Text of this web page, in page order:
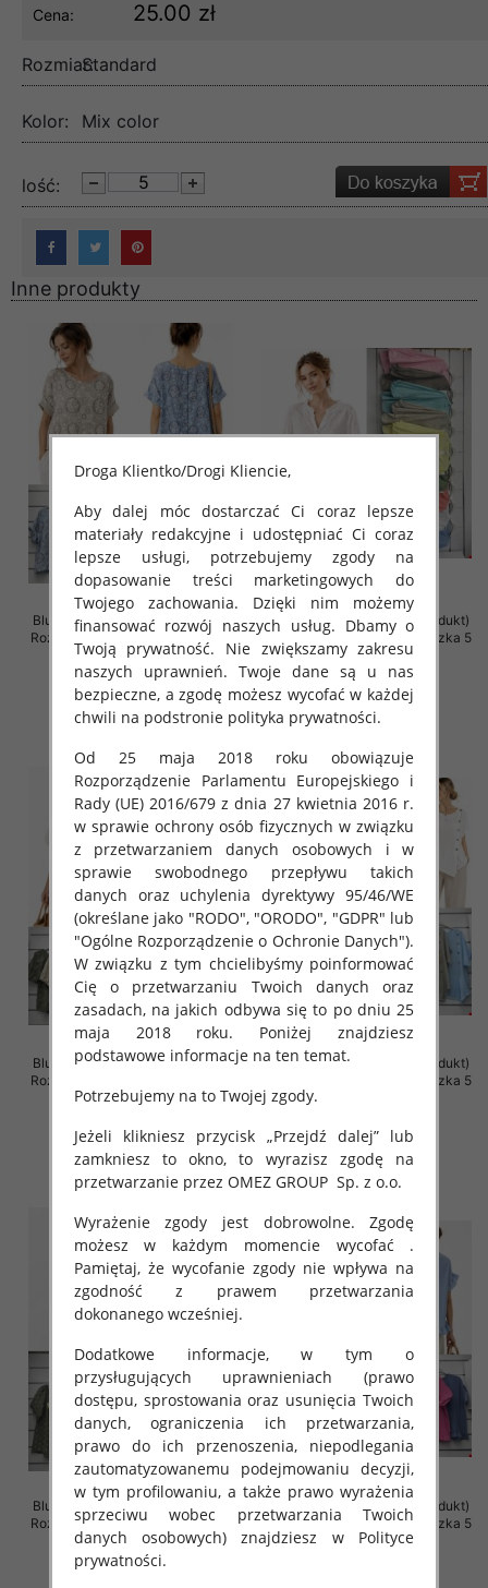
Cena: 25.00 zł
Rozmiar:Standard
Kolor: Mix color
lość:
Inne produkty
Bluzki damskie (Włoskie produkt)
Roz Standard, Mix Kolor Paczka 5
szt
46.00 zł
szczegóły
Bluzki damskie (Włoskie produkt)
Roz Standard, Mix Kolor Paczka 5
szt
46.00 zł
szczegóły
Bluzki damskie (Włoskie produkt)
Roz Standard, Mix Kolor Paczka 5
szt
41.00 zł
szczegóły
Bluzki damskie (Włoskie produkt)
Roz Standard, Mix Kolor Paczka 5
39.00 zł
szczegóły
Bluzki damskie (Włoskie produkt)
Roz Standard, Mix Kolor Paczka 5
szt
34.00 zł
Bluzki damskie (Włoskie produkt)
Roz Standard, Mix Kolor Paczka 5
szt
Droga Klientko/Drogi Kliencie,
Aby dalej móc dostarczać Ci coraz lepsze
materiały redakcyjne i udostępniać Ci coraz
lepsze usługi, potrzebujemy zgody na
dopasowanie treści marketingowych do
Twojego zachowania. Dzięki nim możemy
finansować rozwój naszych usług. Dbamy o
Twoją prywatność. Nie zwiększamy zakresu
naszych uprawnień. Twoje dane są u nas
bezpieczne, a zgodę możesz wycofać w każdej
chwili na podstronie polityka prywatności.
Od 25 maja 2018 roku obowiązuje
Rozporządzenie Parlamentu Europejskiego i
Rady (UE) 2016/679 z dnia 27 kwietnia 2016 r.
w sprawie ochrony osób fizycznych w związku
z przetwarzaniem danych osobowych i w
sprawie swobodnego przepływu takich
danych oraz uchylenia dyrektywy 95/46/WE
(określane jako "RODO", "ORODO", "GDPR" lub
"Ogólne Rozporządzenie o Ochronie Danych").
W związku z tym chcielibyśmy poinformować
Cię o przetwarzaniu Twoich danych oraz
zasadach, na jakich odbywa się to po dniu 25
maja 2018 roku. Poniżej znajdziesz
podstawowe informacje na ten temat.
Potrzebujemy na to Twojej zgody.
Jeżeli klikniesz przycisk „Przejdź dalej” lub
zamkniesz to okno, to wyrazisz zgodę na
przetwarzanie przez OMEZ GROUP Sp. z o.o.
Wyrażenie zgody jest dobrowolne. Zgodę
możesz w każdym momencie wycofać .
Pamiętaj, że wycofanie zgody nie wpływa na
zgodność z prawem przetwarzania
dokonanego wcześniej.
Dodatkowe informacje, w tym o
przysługujących uprawnieniach (prawo
dostępu, sprostowania oraz usunięcia Twoich
danych, ograniczenia ich przetwarzania,
prawo do ich przenoszenia, niepodlegania
zautomatyzowanemu podejmowaniu decyzji,
w tym profilowaniu, a także prawo wyrażenia
sprzeciwu wobec przetwarzania Twoich
danych osobowych) znajdziesz w Polityce
prywatności.